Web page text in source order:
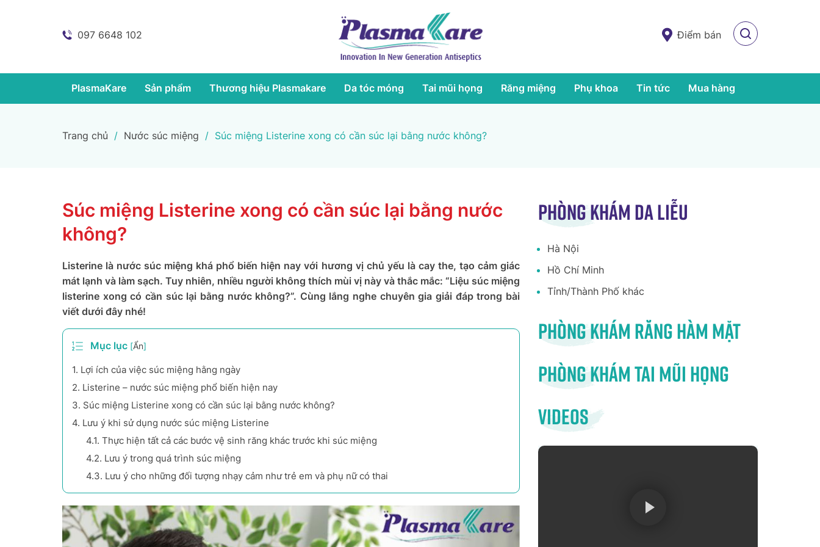
097 6648 102 Điểm bán
PlasmaKare Sản phẩm Thương hiệu Plasmakare Da tóc móng Tai mũi họng Răng miệng Phụ khoa Tin tức Mua hàng
Trang chủ / Nước súc miệng / Súc miệng Listerine xong có cần súc lại bằng nước không?
Súc miệng Listerine xong có cần súc lại bằng nước
không?
Listerine là nước súc miệng khá phổ biến hiện nay với hương vị chủ yếu là cay the, tạo cảm giác
mát lạnh và làm sạch. Tuy nhiên, nhiều người không thích mùi vị này và thắc mắc: “Liệu súc miệng
listerine xong có cần súc lại bằng nước không?”. Cùng lắng nghe chuyên gia giải đáp trong bài
viết dưới đây nhé!
Mục lục [Ẩn]
1. Lợi ích của việc súc miệng hằng ngày
2. Listerine – nước súc miệng phổ biến hiện nay
3. Súc miệng Listerine xong có cần súc lại bằng nước không?
4. Lưu ý khi sử dụng nước súc miệng Listerine
4.1. Thực hiện tất cả các bước vệ sinh răng khác trước khi súc miệng
4.2. Lưu ý trong quá trình súc miệng
4.3. Lưu ý cho những đối tượng nhạy cảm như trẻ em và phụ nữ có thai
Phòng khám da liễu
Hà Nội
Hồ Chí Minh
Tỉnh/Thành Phố khác
Phòng khám răng hàm mặt
Phòng khám tai mũi họng
Videos